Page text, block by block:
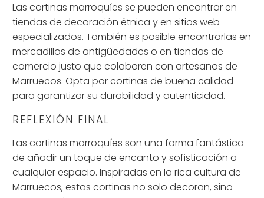
Las cortinas marroquíes se pueden encontrar en
tiendas de decoración étnica y en sitios web
especializados. También es posible encontrarlas en
mercadillos de antigüedades o en tiendas de
comercio justo que colaboren con artesanos de
Marruecos. Opta por cortinas de buena calidad
para garantizar su durabilidad y autenticidad.
REFLEXIÓN FINAL
Las cortinas marroquíes son una forma fantástica
de añadir un toque de encanto y sofisticación a
cualquier espacio. Inspiradas en la rica cultura de
Marruecos, estas cortinas no solo decoran, sino